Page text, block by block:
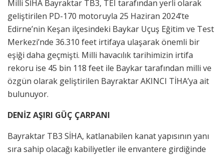
Milli SİHA Bayraktar TB3, TEI tarafından yerli olarak
geliştirilen PD-170 motoruyla 25 Haziran 2024’te
Edirne’nin Keşan ilçesindeki Baykar Uçuş Eğitim ve Test
Merkezi’nde 36.310 feet irtifaya ulaşarak önemli bir
eşiği daha geçmişti. Milli havacılık tarihimizin irtifa
rekoru ise 45 bin 118 feet ile Baykar tarafından milli ve
özgün olarak geliştirilen Bayraktar AKINCI TİHA’ya ait
bulunuyor.
DENİZ AŞIRI GÜÇ ÇARPANI
Bayraktar TB3 SİHA, katlanabilen kanat yapısının yanı
sıra sahip olacağı kabiliyetler ile envantere girdiğinde